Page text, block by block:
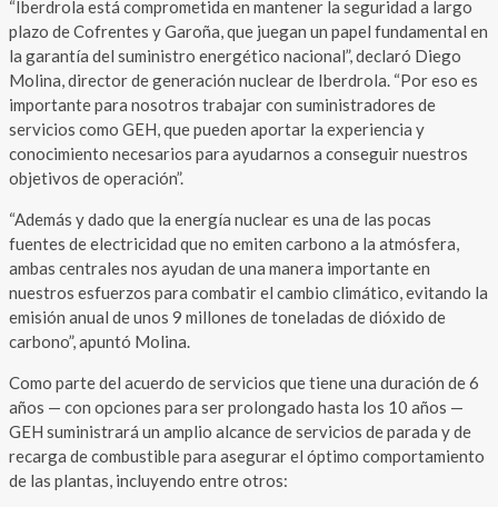
“Iberdrola está comprometida en mantener la seguridad a largo
plazo de Cofrentes y Garoña, que juegan un papel fundamental en
la garantía del suministro energético nacional”, declaró Diego
Molina, director de generación nuclear de Iberdrola. “Por eso es
importante para nosotros trabajar con suministradores de
servicios como GEH, que pueden aportar la experiencia y
conocimiento necesarios para ayudarnos a conseguir nuestros
objetivos de operación”.
“Además y dado que la energía nuclear es una de las pocas
fuentes de electricidad que no emiten carbono a la atmósfera,
ambas centrales nos ayudan de una manera importante en
nuestros esfuerzos para combatir el cambio climático, evitando la
emisión anual de unos 9 millones de toneladas de dióxido de
carbono”, apuntó Molina.
Como parte del acuerdo de servicios que tiene una duración de 6
años — con opciones para ser prolongado hasta los 10 años —
GEH suministrará un amplio alcance de servicios de parada y de
recarga de combustible para asegurar el óptimo comportamiento
de las plantas, incluyendo entre otros: